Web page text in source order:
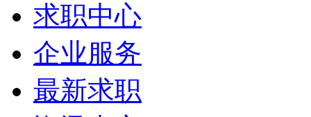
求职中心
企业服务
最新求职